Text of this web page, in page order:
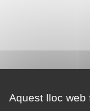
Aquest lloc web